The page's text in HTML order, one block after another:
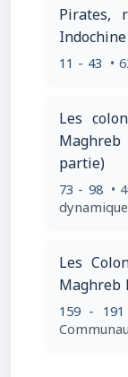
Pirates,
11 - 43 •
Les
partie)
73 - 98 •
Les
Maghreb
159 - 191